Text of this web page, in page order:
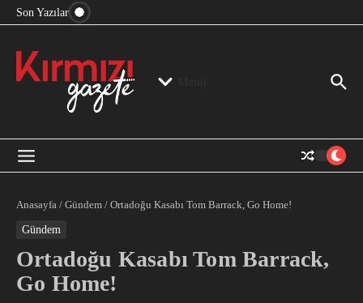
İçeriğe atla
Son Yazılar
“Mutlak Butlan” ve Bir Kez Daha Rejimin “Kendinden
Anasayfa / Gündem / Ortadoğu Kasabı Tom Barrack, Go Home!
Gündem
Ortadoğu Kasabı Tom Barrack,
Go Home!